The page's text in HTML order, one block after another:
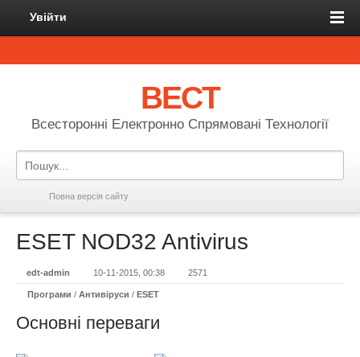
Увійти
ВЕСТ
Всесторонні Електронно Спрямовані Технології
Повна версія сайту
ESET NOD32 Antivirus
edt-admin 10-11-2015, 00:38 2571
Програми / Антивіруси / ESET
Основні переваги